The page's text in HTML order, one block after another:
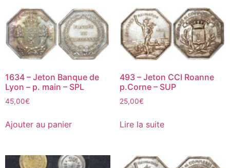
1634 – Jeton Banque de
Lyon – p. main – SPL
45,00€
Ajouter au panier
493 – Jeton CCI Roanne
p.Corne – SUP
25,00€
Lire la suite